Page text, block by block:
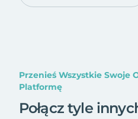
Przenieś Wszystkie Swoje
Platformę
Połącz tyle